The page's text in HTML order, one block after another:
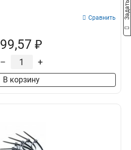
Сравнить
99,57 ₽
– +
В корзину